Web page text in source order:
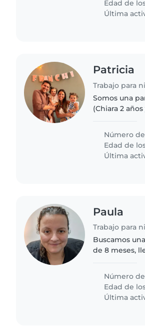
Edad de
Última
Patricia
Trabajo para
Somos una
(Chiara 2
Número
Edad de
Última
Paula
Trabajo para
Buscamos
de 8 meses,
poner mucha..
Número
Edad de
Última